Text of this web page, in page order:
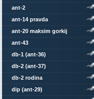
ant-2
ant-14 pravda
ant-20 maksim gorkij
ant-43
db-1 (ant-36)
db-2 (ant-37)
db-2 rodina
dip (ant-29)